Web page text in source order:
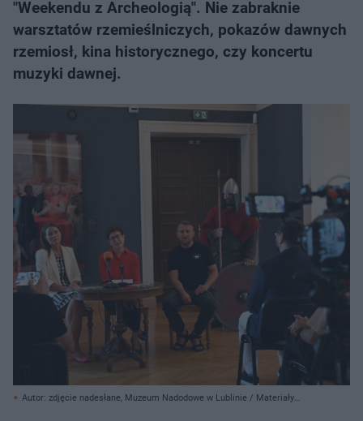
"Weekendu z Archeologią". Nie zabraknie
warsztatów rzemieślniczych, pokazów dawnych
rzemiosł, kina historycznego, czy koncertu
muzyki dawnej.
Autor: zdjęcie nadesłane, Muzeum Nadodowe w Lublinie / Materiały